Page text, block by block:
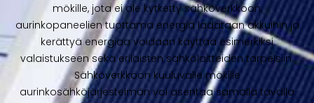
mökille, jota ei ole kytketty sähköverkkoon,
aurinkopaneelien tuottama energia ladataan akkuihin ja
kerättyä energiaa voidaan käyttää esimerkiksi
valaistukseen sekä erilaisten sähkölaitteiden tarpeisiin.
Sähköverkkoon kuuluvalle mökille
aurinkosähköjärjestelmän voi asentaa samalla tavalla